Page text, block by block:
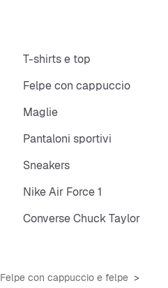
T-shirts e top
Felpe con cappuccio
Maglie
Pantaloni sportivi
Sneakers
Nike Air Force 1
Converse Chuck Taylor
Felpe con cappuccio e felpe